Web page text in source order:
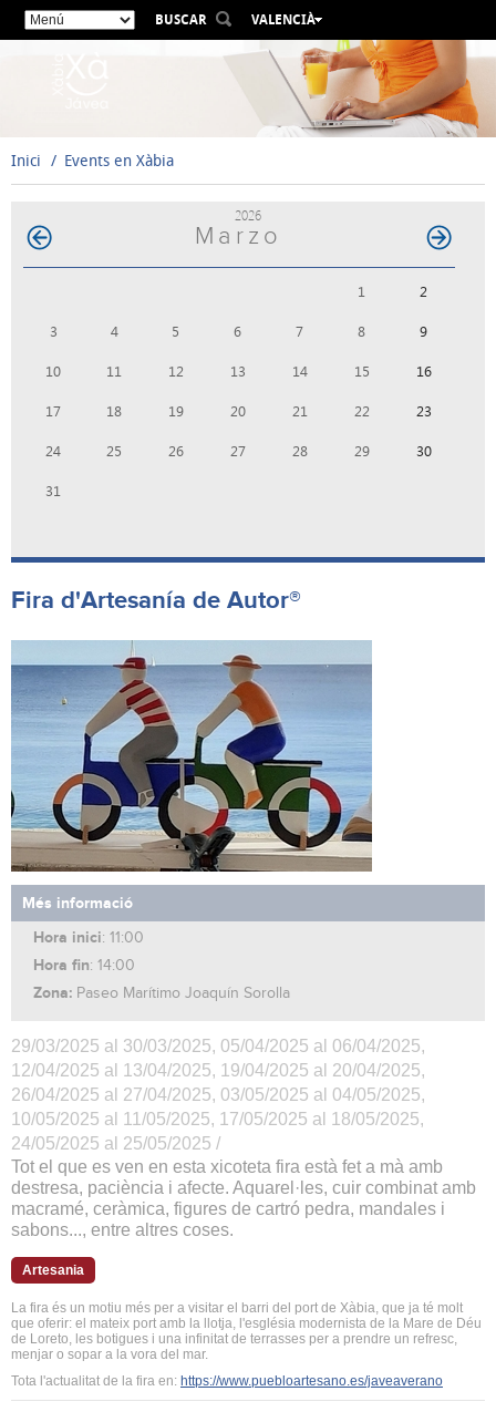
BUSCAR
VALENCIÀ
ESPAÑOL
ENGLISH
FRANÇAIS
Inici Events en Xàbia
2026
Marzo
1 2
3 4 5 6 7 8 9
10 11 12 13 14 15 16
17 18 19 20 21 22 23
24 25 26 27 28 29 30
31
Fira d'Artesanía de Autor®
Més informació
Hora inici: 11:00
Hora fin: 14:00
Zona: Paseo Marítimo Joaquín Sorolla
29/03/2025 al 30/03/2025, 05/04/2025 al 06/04/2025,
12/04/2025 al 13/04/2025, 19/04/2025 al 20/04/2025,
26/04/2025 al 27/04/2025, 03/05/2025 al 04/05/2025,
10/05/2025 al 11/05/2025, 17/05/2025 al 18/05/2025,
24/05/2025 al 25/05/2025 /
Tot el que es ven en esta xicoteta fira està fet a mà amb
destresa, paciència i afecte. Aquarel·les, cuir combinat amb
macramé, ceràmica, figures de cartró pedra, mandales i
sabons..., entre altres coses.
Artesania
La fira és un motiu més per a visitar el barri del port de Xàbia, que ja té molt
que oferir: el mateix port amb la llotja, l'església modernista de la Mare de Déu
de Loreto, les botigues i una infinitat de terrasses per a prendre un refresc,
menjar o sopar a la vora del mar.
Tota l'actualitat de la fira en: https://www.puebloartesano.es/javeaverano